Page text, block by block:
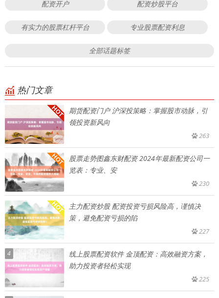
配资开户 配资炒股平台
有实力的股票杠杆平台 专业股票配资利息
全部话题标签
热门文章
期货配资门户 沪深投策略：掌握股市动脉，引
领投资新风向
263
股票走势图鑫东财配资 2024年最新配资公司一
览表：专业、安
230
主力配资炒股 配资投资亏损风险高，谨慎决
策，避免配资亏损的陷
227
4
线上股票配资软件 金顶配资：高效融资方案，
助力投资者轻松实现
225